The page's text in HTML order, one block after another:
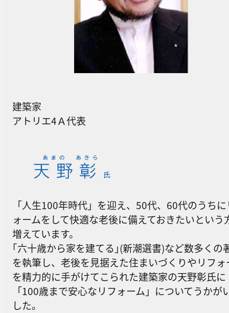
建築家
アトリエ4Ａ代表
「人生100年時代」を迎え、50代、60代のうち
ォームをして快適な老後に備えておきたいという
増えています。
｢六十歳から家を建てる｣(新潮選書)など数多くの
を執筆し、老後を見据えた住まいづくりやリフォ
を精力的に手がけてこられた建築家の天野彰氏に
「100歳まで安心なリフォーム」についてうかが
した。